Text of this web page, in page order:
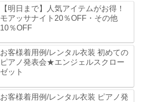
【明日まで】人気アイテムがお得！
モアッサナイト20％OFF・その他
10％OFF
お客様着用例/レンタル衣装 初めての
ピアノ発表会★エンジェルスクロー
ゼット
お客様着用例/レンタル衣装 ピアノ発